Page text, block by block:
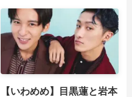
【いわめめ】目黒蓮と岩本